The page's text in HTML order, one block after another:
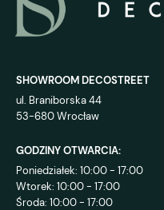
SHOWROOM DECOSTREET
ul. Braniborska 44
53-680 Wrocław
GODZINY OTWARCIA:
Poniedziałek: 10:00 - 17:00
Wtorek: 10:00 - 17:00
Środa: 10:00 - 17:00